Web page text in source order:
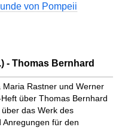
von Pompeii
- Thomas Bernhard
Rastner und Werner
über Thomas Bernhard
das Werk des
Anregungen für den